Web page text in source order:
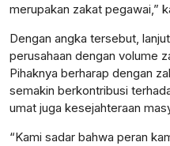
merupakan zakat pegawai,”
Dengan angka tersebut,
perusahaan dengan volume
Pihaknya berharap dengan
semakin berkontribusi
umat juga kesejahteraan
“Kami sadar bahwa peran